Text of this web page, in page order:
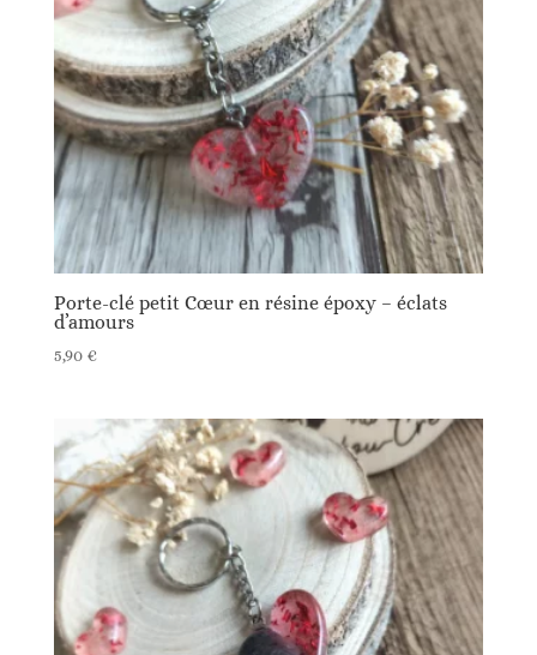
Porte-clé petit Cœur en résine époxy – éclats
d’amours
5,90 €